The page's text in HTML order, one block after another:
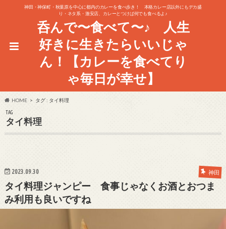
神田・神保町・秋葉原を中心に都内のカレーを食べ歩き！ 本格カレー店以外にもデカ盛
り・ネタ系・激安店、カレーとつけば何でも食べるよ♪
呑んで〜食べて〜♪ 人生
好きに生きたらいいじゃ
ん！【カレーを食べてり
ゃ毎日が幸せ】
HOME タグ : タイ料理
TAG
タイ料理
2023.09.30 神田
タイ料理ジャンピー 食事じゃなくお酒とおつま
み利用も良いですね